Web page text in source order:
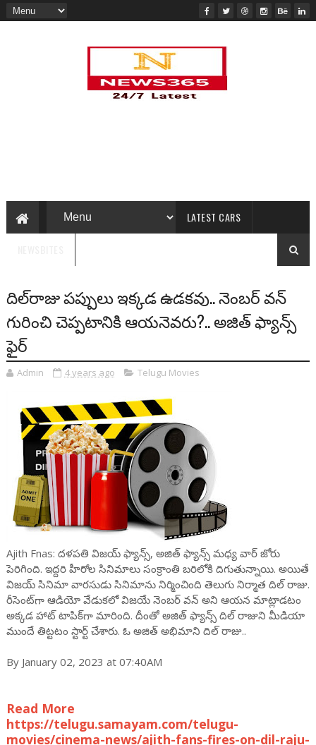
LATEST CARS
దిల్‌రాజు ప‌ప్పులు ఇక్క‌డ ఉడ‌క‌వు.. నెంబ‌ర్ వ‌న్
గురించి చెప్ప‌టానికి ఆయ‌నెవ‌రు?.. అజిత్ ఫ్యాన్స్
ఫైర్‌
Admin 4 years ago Telugu Movies
Ajith Fnas: ద‌ళ‌ప‌తి విజ‌య్ ఫ్యాన్స్‌, అజిత్ ఫ్యాన్స్ మ‌ధ్య వార్ జోరు
పెరిగింది. ఇద్ద‌రి హీరోల సినిమాలు సంక్రాంతి బ‌రిలోకి దిగుతున్నాయి. అయితే
విజ‌య్ సినిమా వార‌సుడు సినిమాను నిర్మించింది తెలుగు నిర్మాత దిల్ రాజు.
రీసెంట్‌గా ఆడియో వేడుక‌లో విజ‌యే నెంబ‌ర్ వ‌న్ అని ఆయ‌న మాట్లాడ‌టం
అక్క‌డ హాట్ టాపిక్‌గా మారింది. దీంతో అజిత్ ఫ్యాన్స్ దిల్ రాజుని మీడియా
ముందే తిట్ట‌టం స్టార్ట్ చేశారు. ఓ అజిత్ అభిమాని దిల్ రాజు..
By January 02, 2023 at 07:40AM
Read More
https://telugu.samayam.com/telugu-
movies/cinema-news/ajith-fans-fires-on-dil-raju-